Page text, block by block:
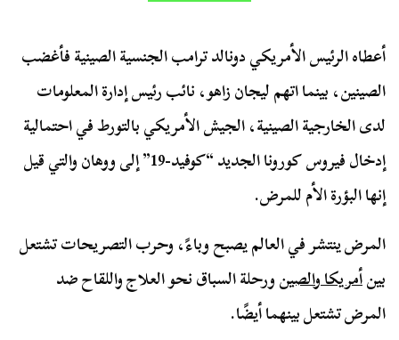
أعطاه الرئيس الأمريكي دونالد ترامب الجنسية الصينية فأغضب
الصينين، بينما اتهم ليجان زاهو، نائب رئيس إدارة المعلومات
لدى الخارجية الصينية، الجيش الأمريكي بالتورط في احتمالية
إدخال فيروس كورونا الجديد “كوفيد-19” إلى ووهان والتي قيل
إنها البؤرة الأم للمرض.
المرض ينتشر في العالم يصبح وباءً، وحرب التصريحات تشتعل
بينأمريكا والصينورحلة السباق نحو العلاج واللقاح ضد
المرض تشتعل بينهما أيضًا.